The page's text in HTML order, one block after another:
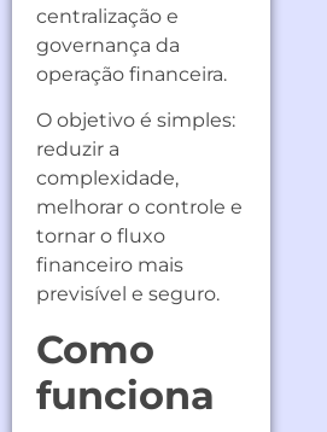
centralização e
governança da
operação financeira.
O objetivo é simples:
reduzir a
complexidade,
melhorar o controle e
tornar o fluxo
financeiro mais
previsível e seguro.
Como
funciona